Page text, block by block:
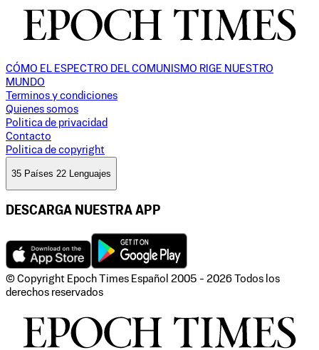
CÓMO EL ESPECTRO DEL COMUNISMO RIGE NUESTRO
MUNDO
Terminos y condiciones
Quienes somos
Politica de privacidad
Contacto
Politica de copyright
35 Países 22 Lenguajes
DESCARGA NUESTRA APP
© Copyright Epoch Times Español 2005 - 2026 Todos los
derechos reservados